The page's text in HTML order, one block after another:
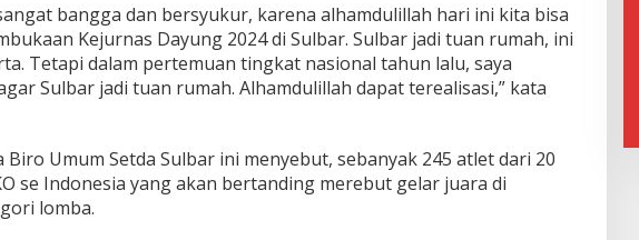
bangga dan bersyukur, karena alhamdulillah hari ini kita bisa
Kejurnas Dayung 2024 di Sulbar. Sulbar jadi tuan rumah, ini
Tetapi dalam pertemuan tingkat nasional tahun lalu, saya
Sulbar jadi tuan rumah. Alhamdulillah dapat terealisasi,” kata
Biro Umum Setda Sulbar ini menyebut, sebanyak 245 atlet dari 20
se Indonesia yang akan bertanding merebut gelar juara di
lomba.